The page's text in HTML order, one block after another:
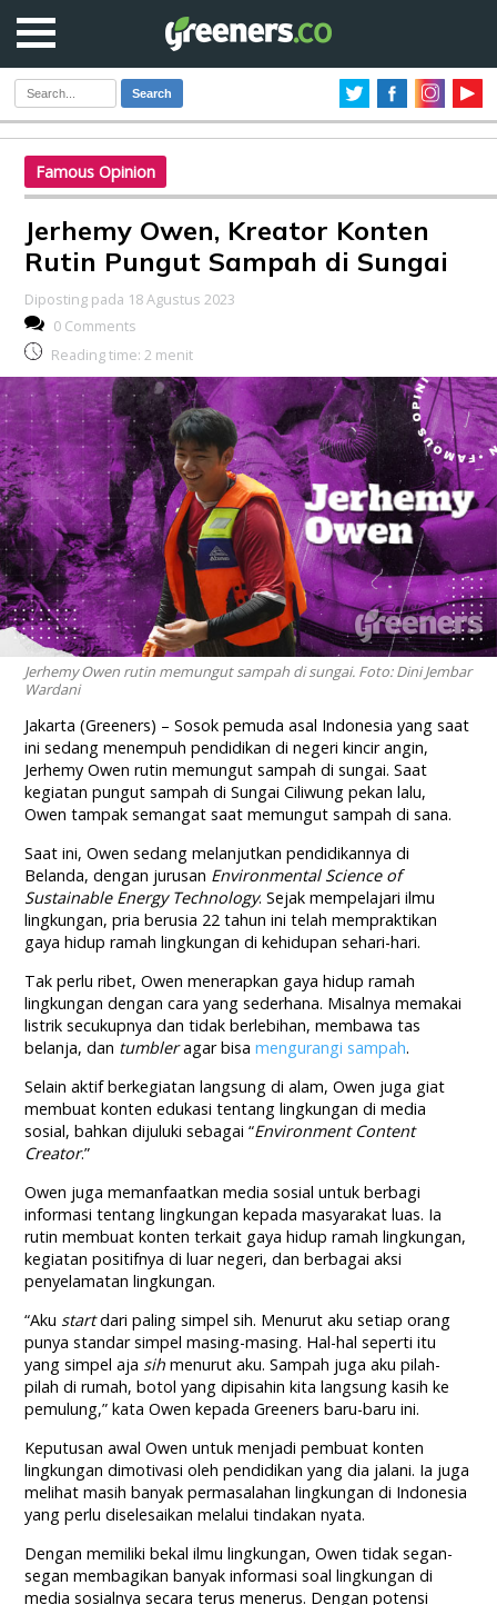
Search
Famous Opinion
Jerhemy Owen, Kreator Konten
Rutin Pungut Sampah di Sungai
Diposting pada 18 Agustus 2023
0 Comments
Reading time: 2 menit
Jerhemy Owen rutin memungut sampah di sungai. Foto: Dini Jembar
Wardani
Jakarta (Greeners) – Sosok pemuda asal Indonesia yang saat
ini sedang menempuh pendidikan di negeri kincir angin,
Jerhemy Owen rutin memungut sampah di sungai. Saat
kegiatan pungut sampah di Sungai Ciliwung pekan lalu,
Owen tampak semangat saat memungut sampah di sana.
Saat ini, Owen sedang melanjutkan pendidikannya di
Belanda, dengan jurusan Environmental Science of
Sustainable Energy Technology. Sejak mempelajari ilmu
lingkungan, pria berusia 22 tahun ini telah mempraktikan
gaya hidup ramah lingkungan di kehidupan sehari-hari.
Tak perlu ribet, Owen menerapkan gaya hidup ramah
lingkungan dengan cara yang sederhana. Misalnya memakai
listrik secukupnya dan tidak berlebihan, membawa tas
belanja, dan tumbleragar bisamengurangi sampah.
Selain aktif berkegiatan langsung di alam, Owen juga giat
membuat konten edukasi tentang lingkungan di media
sosial, bahkan dijuluki sebagai “Environment Content
Creator.”
Owen juga memanfaatkan media sosial untuk berbagi
informasi tentang lingkungan kepada masyarakat luas. Ia
rutin membuat konten terkait gaya hidup ramah lingkungan,
kegiatan positifnya di luar negeri, dan berbagai aksi
penyelamatan lingkungan.
“Aku startdari paling simpel sih. Menurut aku setiap orang
punya standar simpel masing-masing. Hal-hal seperti itu
yang simpel aja sih menurut aku. Sampah juga aku pilah-
pilah di rumah, botol yang dipisahin kita langsung kasih ke
pemulung,” kata Owen kepada Greeners baru-baru ini.
Keputusan awal Owen untuk menjadi pembuat konten
lingkungan dimotivasi oleh pendidikan yang dia jalani. Ia juga
melihat masih banyak permasalahan lingkungan di Indonesia
yang perlu diselesaikan melalui tindakan nyata.
Dengan memiliki bekal ilmu lingkungan, Owen tidak segan-
segan membagikan banyak informasi soal lingkungan di
media sosialnya secara terus menerus. Dengan potensi